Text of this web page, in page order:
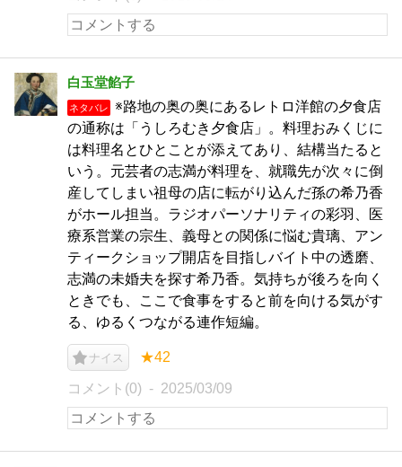
白玉堂餡子
ネタバレ
※路地の奥の奥にあるレトロ洋館の夕食店
の通称は「うしろむき夕食店」。料理おみくじに
は料理名とひとことが添えてあり、結構当たると
いう。元芸者の志満が料理を、就職先が次々に倒
産してしまい祖母の店に転がり込んだ孫の希乃香
がホール担当。ラジオパーソナリティの彩羽、医
療系営業の宗生、義母との関係に悩む貴璃、アン
ティークショップ開店を目指しバイト中の透磨、
志満の未婚夫を探す希乃香。気持ちが後ろを向く
ときでも、ここで食事をすると前を向ける気がす
る、ゆるくつながる連作短編。
ナイス ★42
コメント(0) 2025/03/09